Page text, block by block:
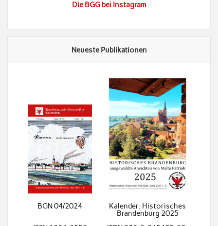
Die BGG bei Instagram
Neueste Publikationen
BGN 04/2024
Kalender: Historisches
Brandenburg 2025